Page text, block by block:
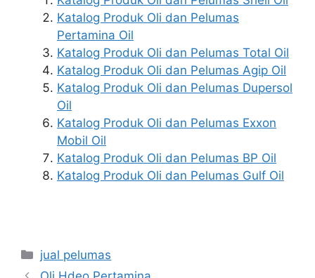
Katalog Produk Oli dan Pelumas
Pertamina Oil
Katalog Produk Oli dan Pelumas Total Oil
Katalog Produk Oli dan Pelumas Agip Oil
Katalog Produk Oli dan Pelumas Dupersol
Oil
Katalog Produk Oli dan Pelumas Exxon
Mobil Oil
Katalog Produk Oli dan Pelumas BP Oil
Katalog Produk Oli dan Pelumas Gulf Oil
jual pelumas